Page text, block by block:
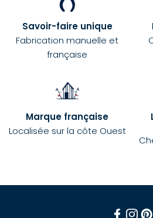
Savoir-faire unique
Fabrication manuelle et
française
Marque française
Localisée sur la côte Ouest